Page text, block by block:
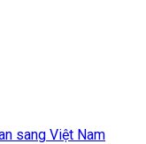
sang Việt Nam